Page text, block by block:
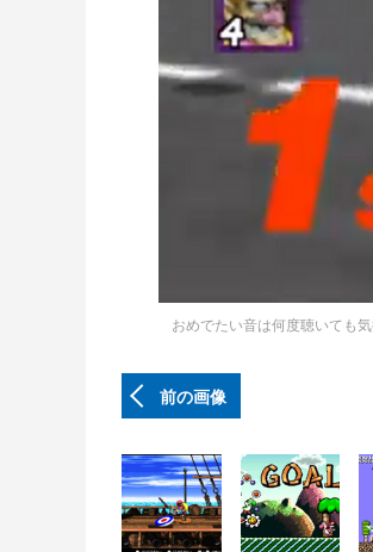
おめでたい音は何度聴いても
前の画像